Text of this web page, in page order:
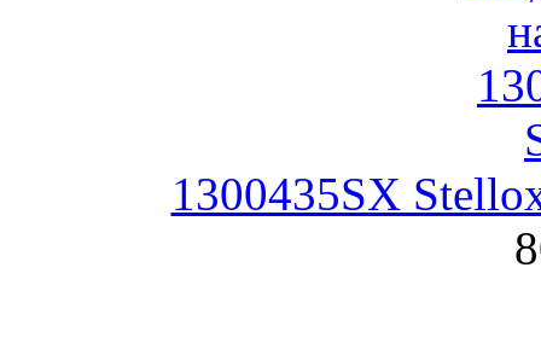
1300435SX